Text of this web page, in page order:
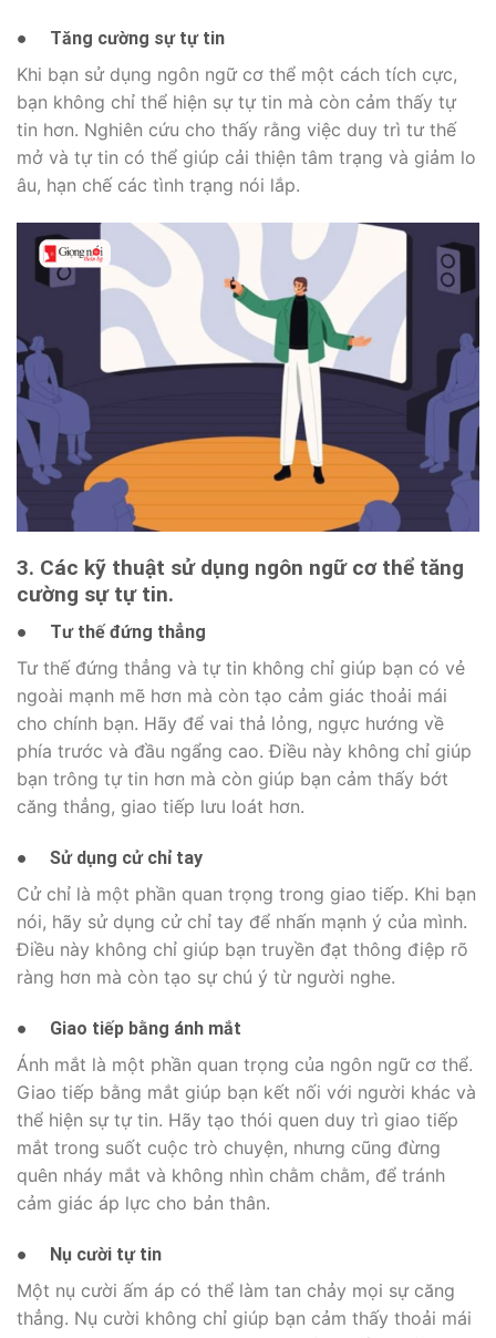
● Tăng cường sự tự tin
Khi bạn sử dụng ngôn ngữ cơ thể một cách tích cực,
bạn không chỉ thể hiện sự tự tin mà còn cảm thấy tự
tin hơn. Nghiên cứu cho thấy rằng việc duy trì tư thế
mở và tự tin có thể giúp cải thiện tâm trạng và giảm lo
âu, hạn chế các tình trạng nói lắp.
3. Các kỹ thuật sử dụng ngôn ngữ cơ thể tăng
cường sự tự tin.
● Tư thế đứng thẳng
Tư thế đứng thẳng và tự tin không chỉ giúp bạn có vẻ
ngoài mạnh mẽ hơn mà còn tạo cảm giác thoải mái
cho chính bạn. Hãy để vai thả lỏng, ngực hướng về
phía trước và đầu ngẩng cao. Điều này không chỉ giúp
bạn trông tự tin hơn mà còn giúp bạn cảm thấy bớt
căng thẳng, giao tiếp lưu loát hơn.
● Sử dụng cử chỉ tay
Cử chỉ là một phần quan trọng trong giao tiếp. Khi bạn
nói, hãy sử dụng cử chỉ tay để nhấn mạnh ý của mình.
Điều này không chỉ giúp bạn truyền đạt thông điệp rõ
ràng hơn mà còn tạo sự chú ý từ người nghe.
● Giao tiếp bằng ánh mắt
Ánh mắt là một phần quan trọng của ngôn ngữ cơ thể.
Giao tiếp bằng mắt giúp bạn kết nối với người khác và
thể hiện sự tự tin. Hãy tạo thói quen duy trì giao tiếp
mắt trong suốt cuộc trò chuyện, nhưng cũng đừng
quên nháy mắt và không nhìn chằm chằm, để tránh
cảm giác áp lực cho bản thân.
● Nụ cười tự tin
Một nụ cười ấm áp có thể làm tan chảy mọi sự căng
thẳng. Nụ cười không chỉ giúp bạn cảm thấy thoải mái